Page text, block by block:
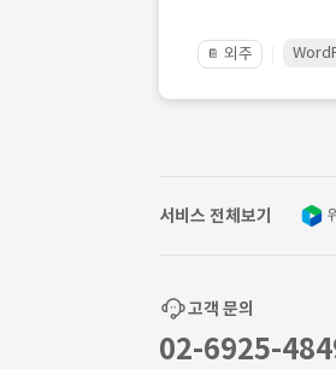
📔 외주
서비스 전체보기
고객 문의
02-6925-